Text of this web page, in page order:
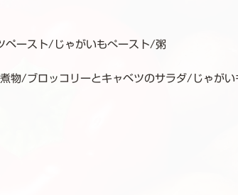
ペースト/じゃがいもぺースト/粥
物/ブロッコリーとキャベツのサラダ/じゃが